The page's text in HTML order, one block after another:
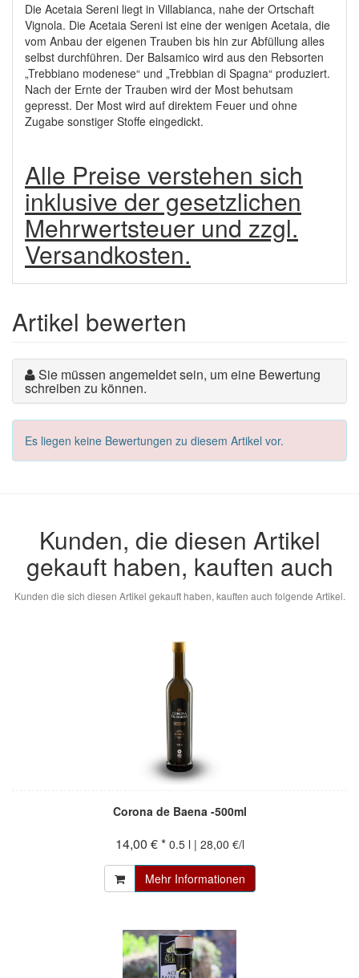
Die Acetaia Sereni liegt in Villabianca, nahe der Ortschaft
Vignola. Die Acetaia Sereni ist eine der wenigen Acetaia, die
vom Anbau der eigenen Trauben bis hin zur Abfüllung alles
selbst durchführen. Der Balsamico wird aus den Rebsorten
„Trebbiano modenese“ und „Trebbian di Spagna“ produziert.
Nach der Ernte der Trauben wird der Most behutsam
gepresst. Der Most wird auf direktem Feuer und ohne
Zugabe sonstiger Stoffe eingedickt.
Alle Preise verstehen sich
inklusive der gesetzlichen
Mehrwertsteuer und zzgl.
Versandkosten.
Artikel bewerten
Sie müssen angemeldet sein, um eine Bewertung
schreiben zu können.
Es liegen keine Bewertungen zu diesem Artikel vor.
Kunden, die diesen Artikel
gekauft haben, kauften auch
Kunden die sich diesen Artikel gekauft haben, kauften auch folgende Artikel.
Corona de Baena -500ml
14,00 € * 0.5 l | 28,00 €/l
Mehr Informationen